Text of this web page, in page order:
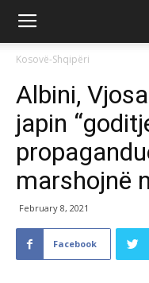
Kosovë-Shqipëri
Albini,
japin
marshojnë
February 8, 2021
Facebook